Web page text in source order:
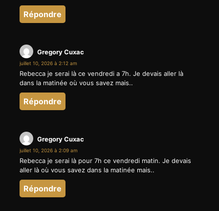
Répondre
Gregory Cuxac
juillet 10, 2026 à 2:12 am
Rebecca je serai là ce vendredi a 7h. Je devais aller là
dans la matinée où vous savez mais..
Répondre
Gregory Cuxac
juillet 10, 2026 à 2:09 am
Rebecca je serai là pour 7h ce vendredi matin. Je devais
aller là où vous savez dans la matinée mais..
Répondre